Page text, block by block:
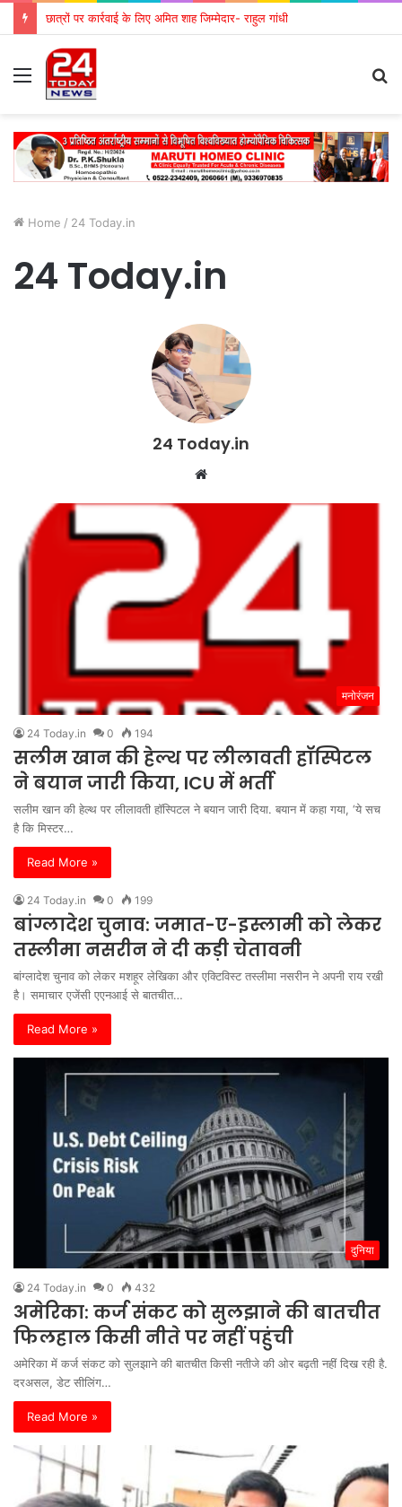
छात्रों पर कार्रवाई के लिए अमित शाह जिम्मेदार- राहुल गांधी
Menu
Home / 24 Today.in
24 Today.in
24 Today.in
e
e
मनोरंजन
24 Today.in 0 194
सलीम खान की हेल्थ पर लीलावती हॉस्पिटल
ने बयान जारी किया, ICU में भर्ती
सलीम खान की हेल्थ पर लीलावती हॉस्पिटल ने बयान जारी दिया. बयान में कहा गया, ‘ये सच
है कि मिस्टर…
Read More »
24 Today.in 0 199
बांग्लादेश चुनाव: जमात-ए-इस्लामी को लेकर
तस्लीमा नसरीन ने दी कड़ी चेतावनी
बांग्लादेश चुनाव को लेकर मशहूर लेखिका और एक्टिविस्ट तस्लीमा नसरीन ने अपनी राय रखी
है। समाचार एजेंसी एएनआई से बातचीत…
Read More »
दुनिया
24 Today.in 0 432
अमेरिका: कर्ज संकट को सुलझाने की बातचीत
फिलहाल किसी नीते पर नहीं पहुंची
अमेरिका में कर्ज संकट को सुलझाने की बातचीत किसी नतीजे की ओर बढ़ती नहीं दिख रही है.
दरअसल, डेट सीलिंग…
Read More »